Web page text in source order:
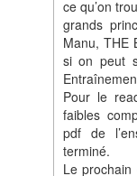
ce qu’on
grands
Manu, THE
si on peut
Pour le
faibles
pdf de
terminé.
Le